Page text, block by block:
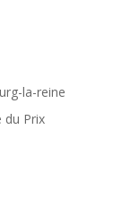
la-reine
du Prix